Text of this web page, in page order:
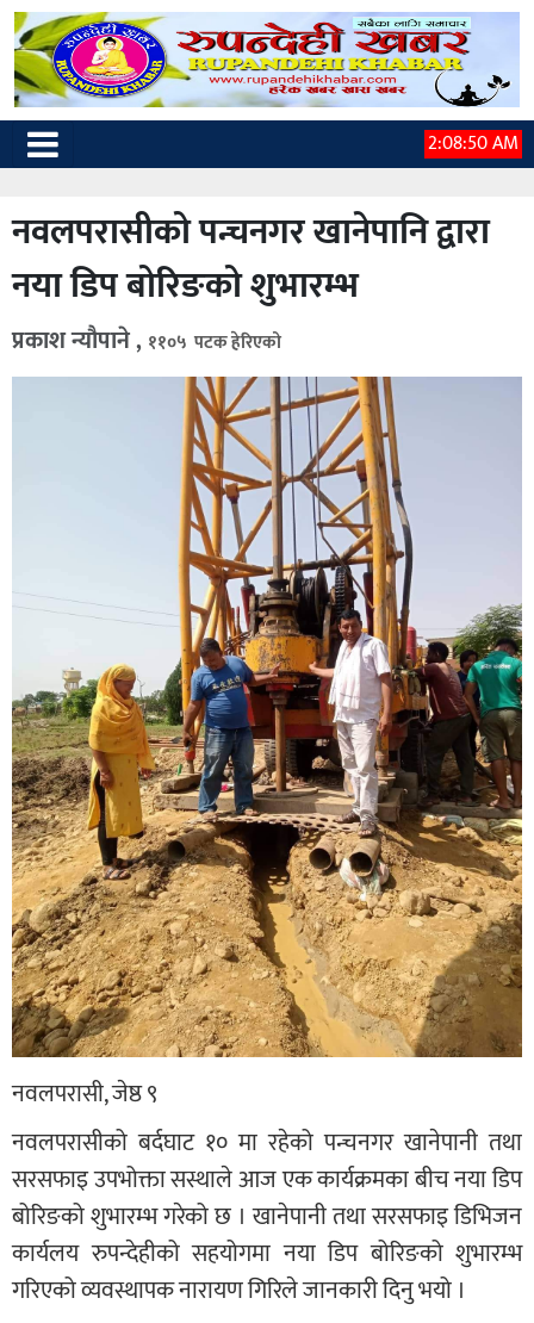
2:08:51 AM
नवलपरासीको पन्चनगर खानेपानि द्वारा
नया डिप बोरिङको शुभारम्भ
प्रकाश न्यौपाने , ११०५ पटक हेरिएको
नवलपरासी, जेष्ठ ९
नवलपरासीको बर्दघाट १० मा रहेको पन्चनगर खानेपानी तथा
सरसफाइ उपभोक्ता सस्थाले आज एक कार्यक्रमका बीच नया डिप
बोरिङको शुभारम्भ गरेको छ । खानेपानी तथा सरसफाइ डिभिजन
कार्यलय रुपन्देहीको सहयोगमा नया डिप बोरिङको शुभारम्भ
गरिएको व्यवस्थापक नारायण गिरिले जानकारी दिनु भयो ।